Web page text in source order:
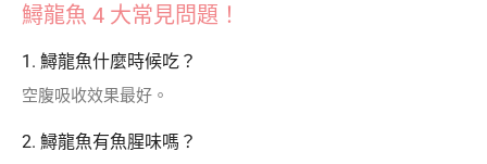
鱘龍魚 4 大常見問題！
1. 鱘龍魚什麼時候吃？
空腹吸收效果最好。
2. 鱘龍魚有魚腥味嗎？